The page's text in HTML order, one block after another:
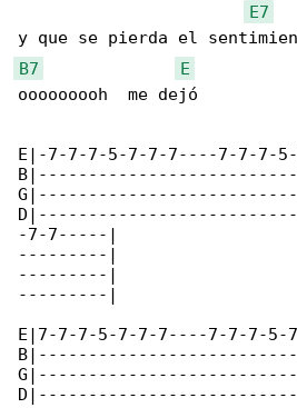
E7
B7
E
ooooooooh  me dejó
E|-7-7-7-5-7-7-7----7-7-7-
-7-7-----|
---------|
---------|
---------|
E|7-7-7-5-7-7-7----7-7-7-5-